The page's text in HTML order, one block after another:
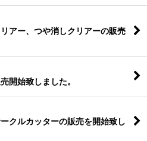
アー、つや消しクリアーの販売
開始致しました。
クルカッターの販売を開始致し